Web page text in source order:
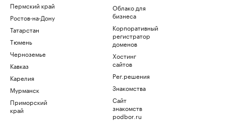
Пермский край
Ростов-на-Дону
Татарстан
Тюмень
Черноземье
Кавказ
Карелия
Мурманск
Приморский
край
Облако для
бизнеса
Корпоративный
регистратор
доменов
Хостинг
сайтов
Рег.решения
Знакомства
Сайт
знакомств
podbor.ru